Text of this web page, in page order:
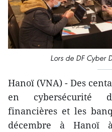
Lors de DF Cyber
Hanoï (VNA) - Des
en cybersécurité
financières et les
décembre à